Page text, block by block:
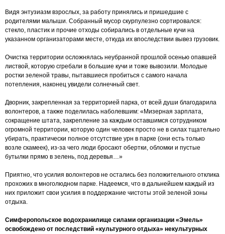
Видя энтузиазм взрослых, за работу принялись и пришедшие с
родителями малыши. Собранный мусор скурпулезно сортировался:
стекло, пластик и прочие отходы собирались в отдельные кучи на
указанном организаторами месте, откуда их впоследствии вывез грузовик.
Очистка территории осложнялась неубранной прошлой осенью опавшей
листвой, которую сгребали в большие кучи и тоже вывозили. Молодые
ростки зеленой травы, пытавшиеся пробиться с самого начала
потепления, наконец увидели солнечный свет.
Дворник, закрепленная за территорией парка, от всей души благодарила
волонтеров, а также поделилась наболевшим: «Мизерная зарплата,
сокращение штата, закрепление за каждым оставшимся сотрудником
огромной территории, которую один человек просто не в силах тщательно
убирать, практически полное отсутствие урн в парке (они есть только
возле скамеек), из-за чего люди бросают обертки, обломки и пустые
бутылки прямо в зелень, под деревья…»
Приятно, что усилия волонтеров не остались без положительного отклика
прохожих в многолюдном парке. Надеемся, что в дальнейшем каждый из
них приложит свои усилия в поддержание чистоты этой зеленой зоны
отдыха.
Симферопольское водохранилище силами организации «Эмель»
освобождено от последствий «культурного отдыха» некультурных